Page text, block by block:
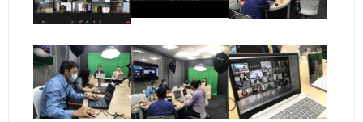
วารสารคณะ
ผลงานคณะ
- ฐานข้อมูลงานวิจัย
- การจัดการความรู้ (KM Scitech)